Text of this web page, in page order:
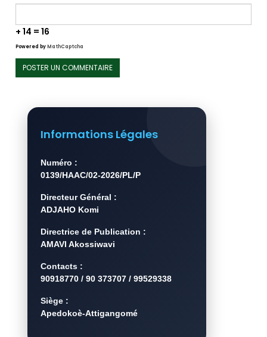
+ 14 = 16
Powered byMathCaptcha
Informations Légales
Numéro :
0139/HAAC/02-2026/PL/P
Directeur Général :
ADJAHO Komi
Directrice de Publication :
AMAVI Akossiwavi
Contacts :
90918770 / 90 373707 / 99529338
Siège :
Apedokoè-Attigangomé